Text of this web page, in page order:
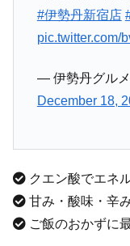
#伊勢丹新宿店
pic.twitter.com/
— 伊勢丹グル
December 18,
クエン酸でエネ
甘み・酸味・辛
ご飯のおかずに